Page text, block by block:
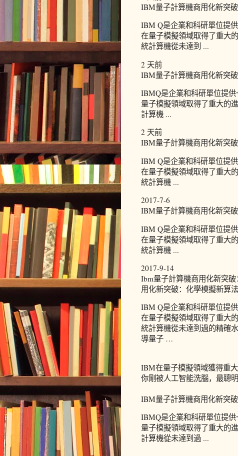
IBM量子計算機商用化新突
IBM Q是企業和科研單位提
在量子模擬領域取得了重大
統計算機從未達到 ...
2 天前
IBM量子計算機商用化新突
IBMQ是企業和科研單位提
量子模擬領域取得了重大的
計算機 ...
2 天前
IBM量子計算機商用化新突
IBM Q是企業和科研單位提
在量子模擬領域取得了重大
統計算機 ...
2017-7-6
IBM量子計算機商用化新突
IBM Q是企業和科研單位提
在量子模擬領域取得了重大
統計算機 ...
2017-9-14
Ibm量子計算機商用化新突
用化新突破：化學模擬新算法
IBM Q是企業和科研單位提
在量子模擬領域取得了重大
統計算機從未達到過的精確
導量子 …
IBM在量子模擬領域獲得重
你剛被人工智能洗腦，最聰
IBM量子計算機商用化新突
IBMQ是企業和科研單位提
量子模擬領域取得了重大的
計算機從未達到過 ...